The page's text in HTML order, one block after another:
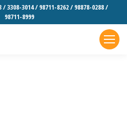
/ 3308-3014 / 98711-8262 / 98878-0288 /
98711-8999